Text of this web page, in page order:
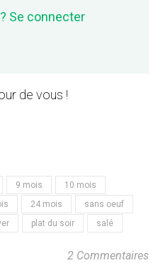
Se connecter
de vous !
9 mois
10 mois
24 mois
sans oeuf
plat du soir salé
2 Commentaires